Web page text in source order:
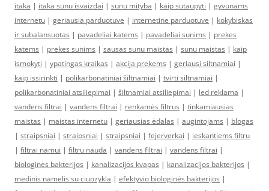
itaka | itaka sunu isvaizdai | sunu mityba | kaip sutaupyti | gyvunams
internetu | geriausia parduotuve | internetine parduotuve | kokybiskas
ir subalansuotas | pavadeliai katems | pavadeliai sunims | prekes
katems | prekes sunims | sausas sunu maistas | sunu maistas | kaip
ismokyti | ypatingas kraikas | akcija prekems | geriausi siltnamiai |
kaip issirinkti | polikarbonatiniai šiltnamiai | tvirti siltnamiai |
polikarbonatiniai atsiliepimai | šiltnamiai atsiliepimai | led reklama |
vandens filtrai | vandens filtrai | renkamės filtrus | tinkamiausias
maistas | maistas internetu | geriausias ėdalas | augintojams | blogas
| straipsniai | straipsniai | straipsniai | fejerverkai | ieskantiems filtru
| filtrai namui | filtru nauda | vandens filtrai | vandens filtrai |
biologinės bakterijos | kanalizacijos kvapas | kanalizacijos bakterijos |
medinis namelis su ciuozykla | efektyvio biologinės bakterijos |